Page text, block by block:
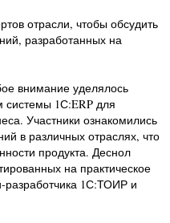
отрасли, чтобы обсудить
разработанных на
внимание уделялось
1С:ERP для
Участники ознакомились
в различных отраслях, что
продукта. Деснол
на практическое
1С:ТОИР и